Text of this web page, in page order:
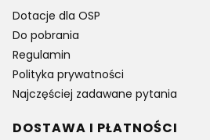
Dotacje dla OSP
Do pobrania
Regulamin
Polityka prywatności
Najczęściej zadawane pytania
DOSTAWA I PŁATNOŚCI